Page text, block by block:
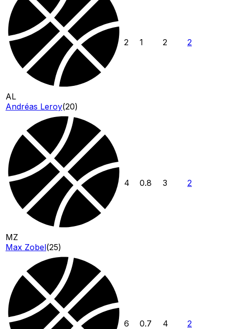
AL
Andréas Leroy(20)
2 1 2 2
MZ
Max Zobel(25)
4 0.8 3 2
6 0.7 4 2